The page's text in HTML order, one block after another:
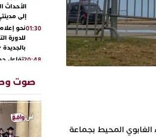
المحيط بجماعة
الأحداث
إلى
01:30نحو
للدورة
20:48تفاعل
22:36 أبوظبي
العرش
بن زايد
صوت